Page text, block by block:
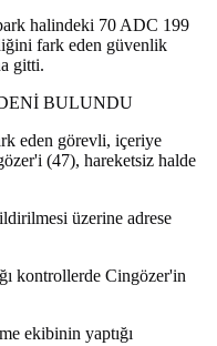
halindeki 70 ADC 199
fark eden güvenlik
gitti.
BULUNDU
eden görevli, içeriye
(47), hareketsiz halde
üzerine adrese
kontrollerde Cingözer'in
ekibinin yaptığı